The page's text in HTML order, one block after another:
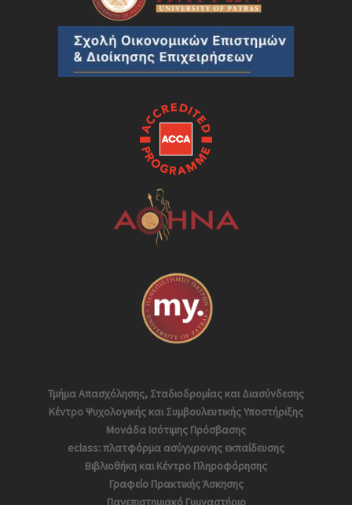
Τμήμα Απασχόλησης, Σταδιοδρομίας και Διασύνδεσης
Κέντρο Ψυχολογικής και Συμβουλευτικής Υποστήριξης
Μονάδα Ισότιμης Πρόσβασης
eclass: πλατφόρμα ασύγχρονης εκπαίδευσης
Βιβλιοθήκη και Κέντρο Πληροφόρησης
Γραφείο Πρακτικής Άσκησης